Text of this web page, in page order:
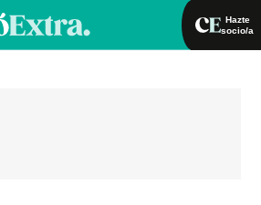
Hazte
socio/a